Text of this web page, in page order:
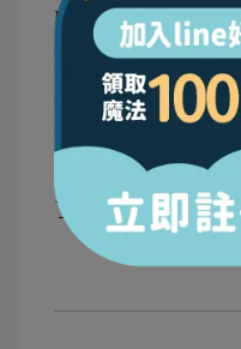
Dragon 系列，收到
檔聽到咯咯笑。問他
讓他們一讀再讀？兄
短短的，小小孩也很
了五集？.....閱讀更多